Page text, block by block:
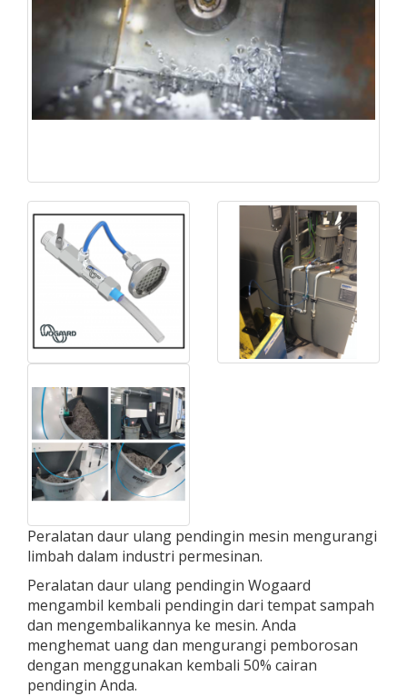
Peralatan daur ulang pendingin mesin mengurangi
limbah dalam industri permesinan.
Peralatan daur ulang pendingin Wogaard
mengambil kembali pendingin dari tempat sampah
dan mengembalikannya ke mesin. Anda
menghemat uang dan mengurangi pemborosan
dengan menggunakan kembali 50% cairan
pendingin Anda.